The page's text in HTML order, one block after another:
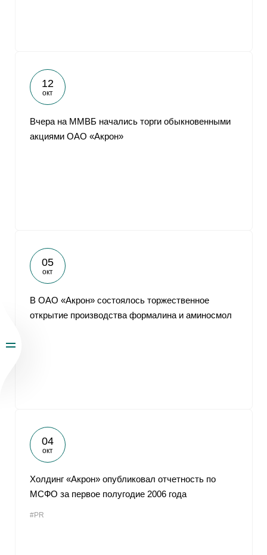
12
окт
Вчера на ММВБ начались торги обыкновенными
акциями ОАО «Акрон»
05
окт
В ОАО «Акрон» состоялось торжественное
открытие производства формалина и аминосмол
04
окт
Холдинг «Акрон» опубликовал отчетность по
МСФО за первое полугодие 2006 года
#PR